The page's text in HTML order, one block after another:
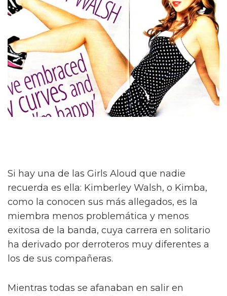
Si hay una de las Girls Aloud que nadie
recuerda es ella: Kimberley Walsh, o Kimba,
como la conocen sus más allegados, es la
miembra menos problemática y menos
exitosa de la banda, cuya carrera en solitario
ha derivado por derroteros muy diferentes a
los de sus compañeras.
Mientras todas se afanaban en salir en